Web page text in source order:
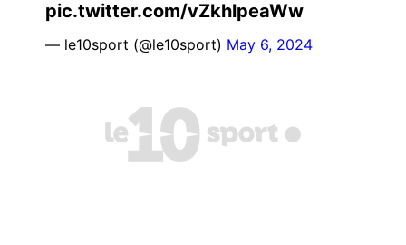
pic.twitter.com/vZkhlpeaWw
— le10sport (@le10sport) May 6, 2024